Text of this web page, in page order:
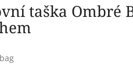
taška Ombré